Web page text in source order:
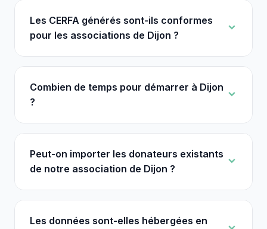
Les CERFA générés sont-ils conformes
pour les associations de Dijon ?
Combien de temps pour démarrer à Dijon
?
Peut-on importer les donateurs existants
de notre association de Dijon ?
Les données sont-elles hébergées en